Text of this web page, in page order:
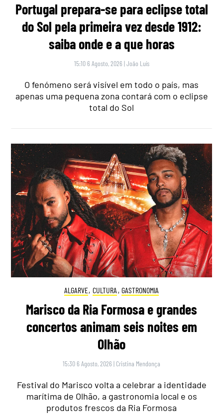
Portugal prepara-se para eclipse total
do Sol pela primeira vez desde 1912:
saiba onde e a que horas
15:10 6 Agosto, 2026 |João Luís
O fenómeno será visível em todo o país, mas
apenas uma pequena zona contará com o eclipse
total do Sol
ALGARVE, CULTURA , GASTRONOMIA
Marisco da Ria Formosa e grandes
concertos animam seis noites em
Olhão
15:30 6 Agosto, 2026 | Cristina Mendonça
Festival do Marisco volta a celebrar a identidade
marítima de Olhão, a gastronomia local e os
produtos frescos da Ria Formosa